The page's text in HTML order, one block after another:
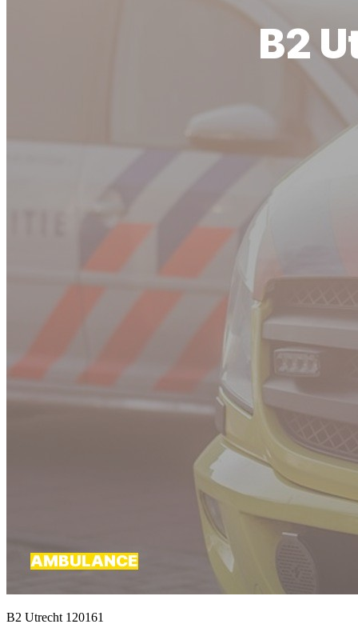
B2 Utrecht 120161